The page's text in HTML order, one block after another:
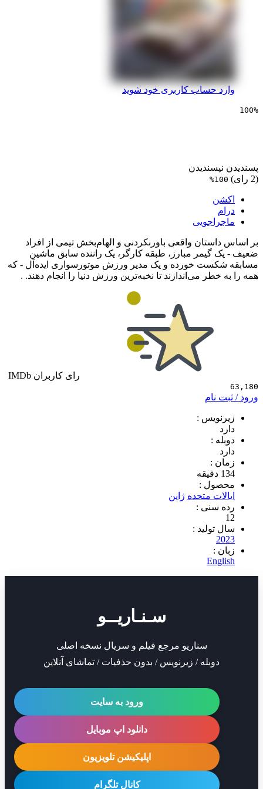
حساب کاربری خود شوید
واقعی باورنکردنی و الهام‌بخش تیمی از افراد
مبارز، طبقه کارگر، یک راننده سابق ماشین
خورده و یک مدیر ورزش موتورسواری ایده‌آل - که
می‌اندازند تا نخبه‌ترین ورزش دنیا را انجام دهند. .
رای کاربران IMDb
نام
:
:
متحده ژاپن
سنی :
:
سـنـاریــو
سناریو مرجع فیلم و سریال نسخه اصلی
دوبله / زیرنویس / بدون حذفیات / تماشای آنلاین
ورود به سایت
دانلود اپ موبایل
اپلیکیشن تلویزیون
کانال تلگرام